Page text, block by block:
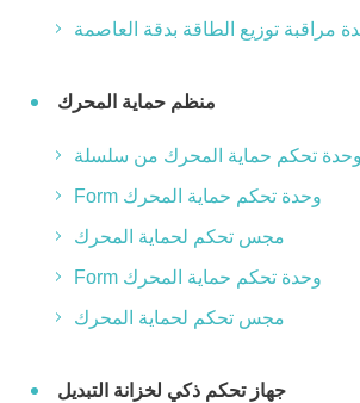
مراقبة توزيع الطاقة بدقة العاصمة
منظم حماية المحرك
Form وحدة تحكم حماية المحرك
مجس تحكم لحماية المحرك
Form وحدة تحكم حماية المحرك
مجس تحكم لحماية المحرك
جهاز تحكم ذكي لخزانة التبديل